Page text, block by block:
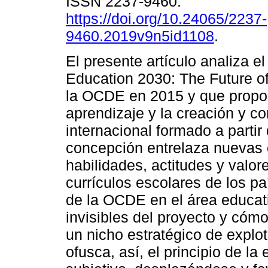
https://doi.org/10.24065/2237-
9460.2019v9n5id1108.
El presente artículo analiza
Education 2030: The Future
la OCDE en 2015 y que
aprendizaje y la creación y
internacional formado a
concepción entrelaza
habilidades, actitudes y
currículos escolares de los
de la OCDE en el área
invisibles del proyecto y
un nicho estratégico de
ofusca, así, el principio de la